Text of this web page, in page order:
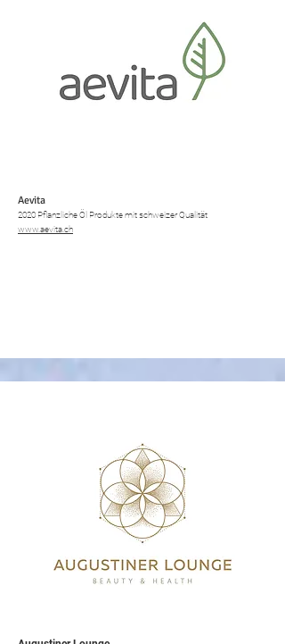
Aevita
2020 Pflanzliche Öl Produkte mit schweizer Qualität
www.aevita.ch